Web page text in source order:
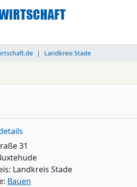
Landkreis Stade
31
Landkreis Stade
Bauen